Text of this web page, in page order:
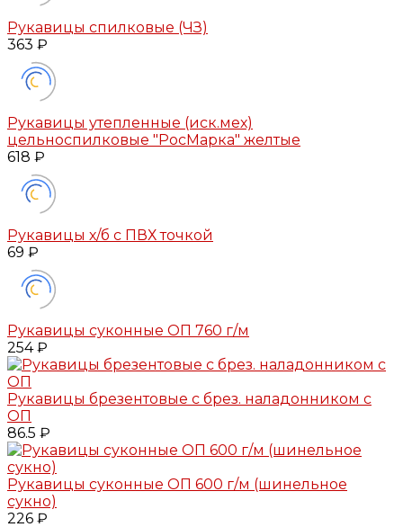
Рукавицы спилковые (ЧЗ)
363 ₽
Рукавицы утепленные (иск.мех)
цельноспилковые "РосМарка" желтые
618 ₽
Рукавицы х/б с ПВХ точкой
69 ₽
Рукавицы суконные ОП 760 г/м
254 ₽
Рукавицы брезентовые с брез. наладонником с
ОП
86.5 ₽
Рукавицы суконные ОП 600 г/м (шинельное
сукно)
226 ₽